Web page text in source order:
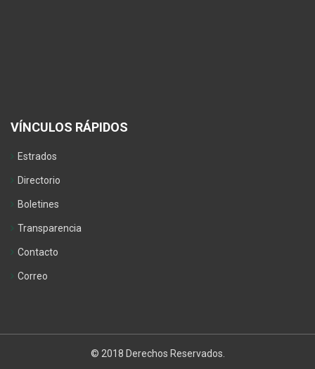
VÍNCULOS RÁPIDOS
Estrados
Directorio
Boletines
Transparencia
Contacto
Correo
© 2018 Derechos Reservados.